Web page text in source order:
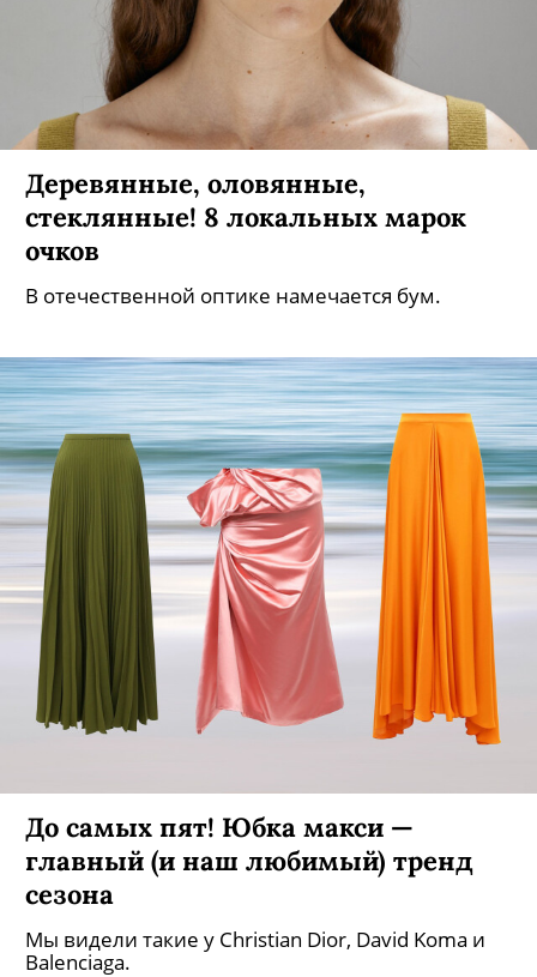
Деревянные, оловянные,
стеклянные! 8 локальных марок
очков
В отечественной оптике намечается бум.
До самых пят! Юбка макси —
главный (и наш любимый) тренд
сезона
Мы видели такие у Christian Dior, David Koma и
Balenciaga.